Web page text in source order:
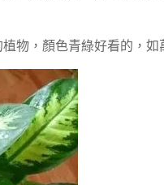
物，顏色青綠好看的，